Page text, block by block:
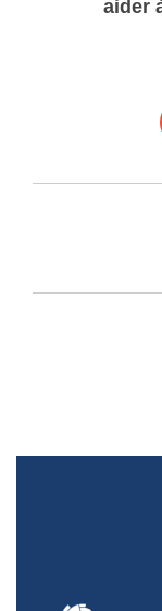
aider